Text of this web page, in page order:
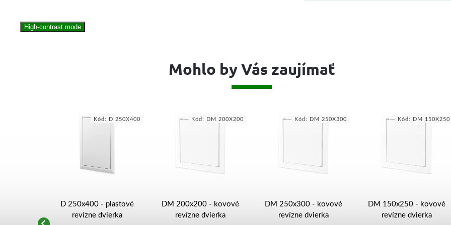
High-contrast mode
Mohlo by Vás zaujímať
D 250x400 - plastové
revízne dvierka
Kód: D 250X400
DM 200x200 - kovové
revízne dvierka
Kód: DM 200X200
DM 250x300 - kovové
revízne dvierka
Kód: DM 250X300
DM 150x250 - kovové
revízne dvierka
Kód: DM 150X250